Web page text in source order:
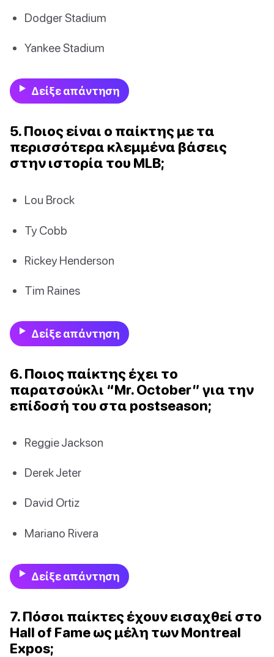
Dodger Stadium
Yankee Stadium
Δείξε απάντηση
5. Ποιος είναι ο παίκτης με τα
περισσότερα κλεμμένα βάσεις
στην ιστορία του MLB;
Lou Brock
Ty Cobb
Rickey Henderson
Tim Raines
Δείξε απάντηση
6. Ποιος παίκτης έχει το
παρατσούκλι “Mr. October” για την
επίδοσή του στα postseason;
Reggie Jackson
Derek Jeter
David Ortiz
Mariano Rivera
Δείξε απάντηση
7. Πόσοι παίκτες έχουν εισαχθεί στο
Hall of Fame ως μέλη των Montreal
Expos;